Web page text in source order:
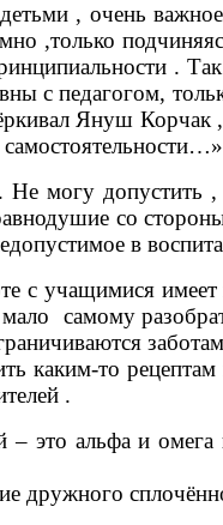
, очень
,только
.
с педагогом,
Януш
Не могу
со
в
с учащимися
самому
каким-то
.
альфа и омега
дружного